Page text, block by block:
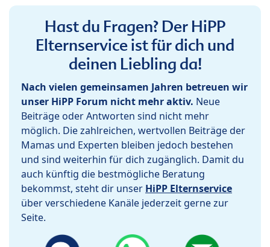
Hast du Fragen? Der HiPP
Elternservice ist für dich und
deinen Liebling da!
Nach vielen gemeinsamen Jahren betreuen wir
unser HiPP Forum nicht mehr aktiv. Neue
Beiträge oder Antworten sind nicht mehr
möglich. Die zahlreichen, wertvollen Beiträge der
Mamas und Experten bleiben jedoch bestehen
und sind weiterhin für dich zugänglich. Damit du
auch künftig die bestmögliche Beratung
bekommst, steht dir unser HiPP Elternservice
über verschiedene Kanäle jederzeit gerne zur
Seite.